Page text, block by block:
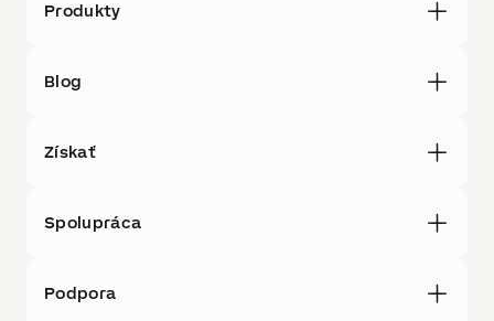
Produkty
Blog
Získať
Spolupráca
Podpora